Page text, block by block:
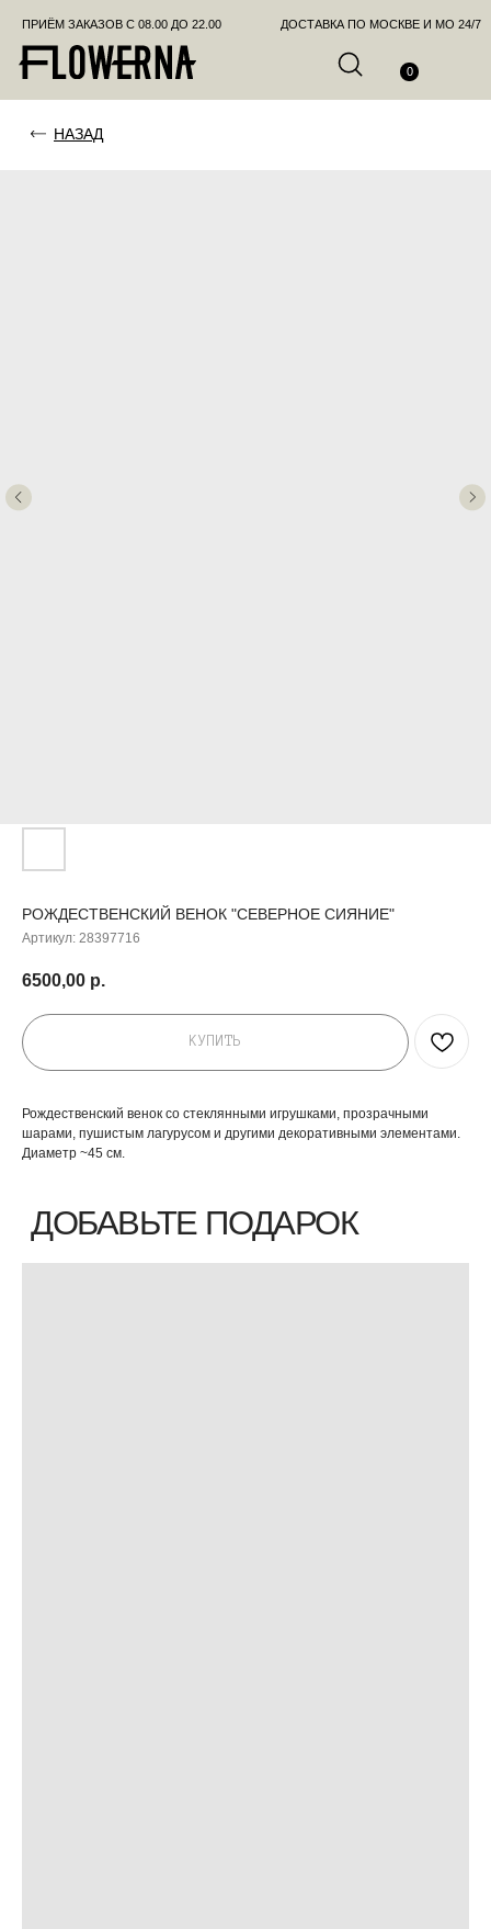
ПРИЁМ ЗАКАЗОВ С 08.00 ДО 22.00
РОЖДЕСТВЕНСКИЙ ВЕНОК "СЕВЕРНОЕ СИЯНИЕ"
Артикул: 28397716
6500,00 р.
КУПИТЬ
Рождественский венок со стеклянными игрушками, прозрачными
шарами, пушистым лагурусом и другими декоративными элементами.
Диаметр ~45 см.
ДОБАВЬТЕ ПОДАРОК